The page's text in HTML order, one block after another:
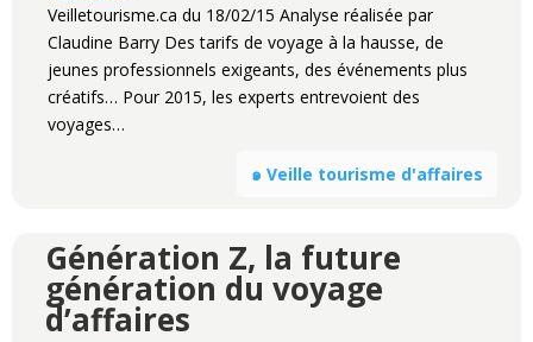
Veilletourisme.ca du 18/02/15 Analyse réalisée par
Claudine Barry Des tarifs de voyage à la hausse, de
jeunes professionnels exigeants, des événements plus
créatifs… Pour 2015, les experts entrevoient des
voyages…
๑ Veille tourisme d'affaires
Génération Z, la future
génération du voyage
d’affaires